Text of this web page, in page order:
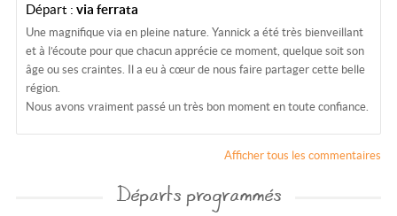
Départ : via ferrata
Une magnifique via en pleine nature. Yannick a été très bienveillant
et à l’écoute pour que chacun apprécie ce moment, quelque soit son
âge ou ses craintes. Il a eu à cœur de nous faire partager cette belle
région.
Nous avons vraiment passé un très bon moment en toute confiance.
Afficher tous les commentaires
Départs programmés